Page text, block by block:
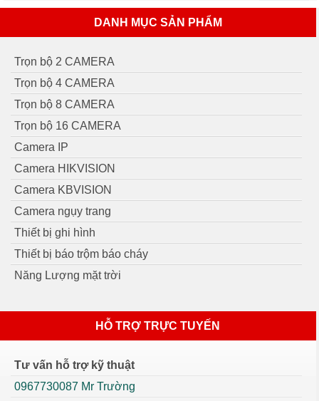
DANH MỤC SẢN PHẨM
Trọn bộ 2 CAMERA
Trọn bộ 4 CAMERA
Trọn bộ 8 CAMERA
Trọn bộ 16 CAMERA
Camera IP
Camera HIKVISION
Camera KBVISION
Camera ngụy trang
Thiết bị ghi hình
Thiết bị báo trộm báo cháy
Năng Lượng mặt trời
HỖ TRỢ TRỰC TUYẾN
Tư vấn hỗ trợ kỹ thuật
0967730087 Mr Trường